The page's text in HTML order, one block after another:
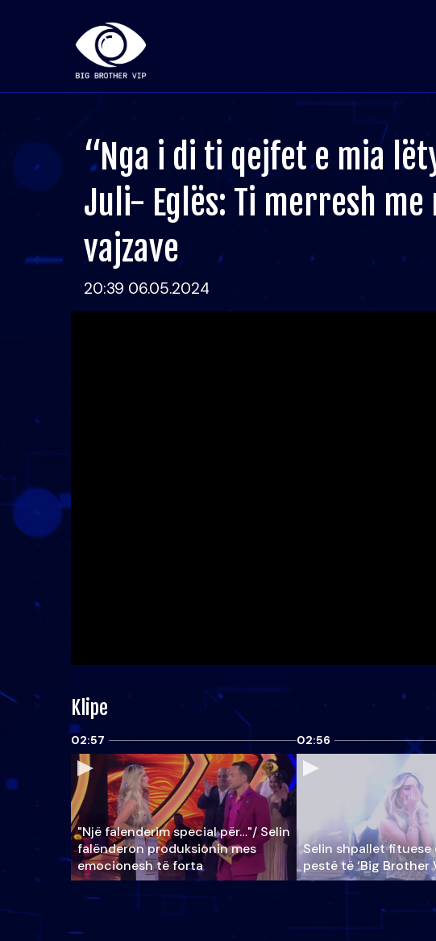
“Nga i di ti qejfet e mia
Juli- Eglës: Ti merresh
vajzave
20:39 06.05.2024
Klipe
02:57
"Një falenderim special për…"/ Selin
falënderon produksionin mes
emocionesh të forta
02:56
Selin shpallet
pestë të ‘Big Brother